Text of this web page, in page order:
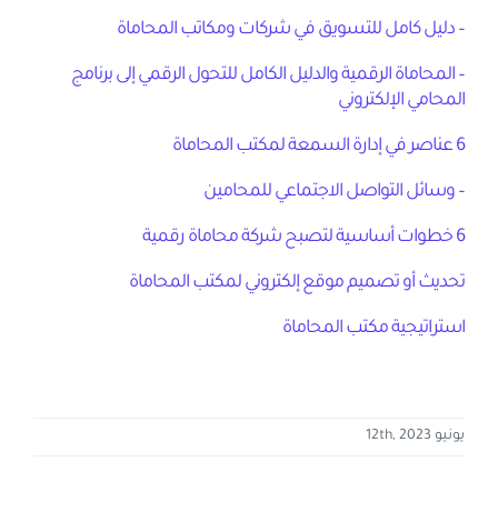
– دليل كامل للتسويق في شركات ومكاتب المحاماة
– المحاماة الرقمية والدليل الكامل للتحول الرقمي إلى برنامج
المحامي الإلكتروني
6 عناصر في إدارة السمعة لمكتب المحاماة
– وسائل التواصل الاجتماعي للمحامين
6 خطوات أساسية لتصبح شركة محاماة رقمية
تحديث أو تصميم موقع إلكتروني لمكتب المحاماة
استراتيجية مكتب المحاماة
يونيو 12th, 2023